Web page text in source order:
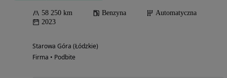
58 250 km Benzyna
Automatyczna
2023
Starowa Góra (Łódzkie)
Firma • Podbite